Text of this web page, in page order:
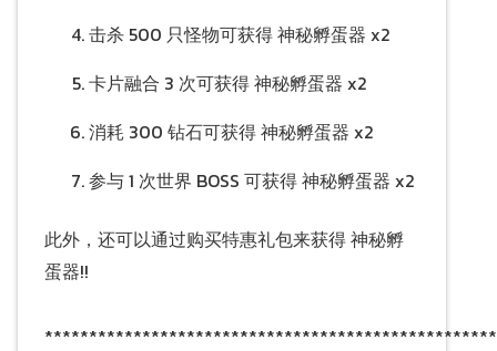
击杀 500 只怪物可获得 神秘孵蛋器 x2
卡片融合 3 次可获得 神秘孵蛋器 x2
消耗 300 钻石可获得 神秘孵蛋器 x2
参与 1 次世界 BOSS 可获得 神秘孵蛋器 x2
此外，还可以通过购买特惠礼包来获得 神秘孵
蛋器!!